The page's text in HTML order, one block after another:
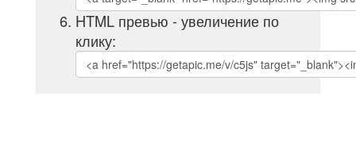
HTML превью - увеличение по
клику: